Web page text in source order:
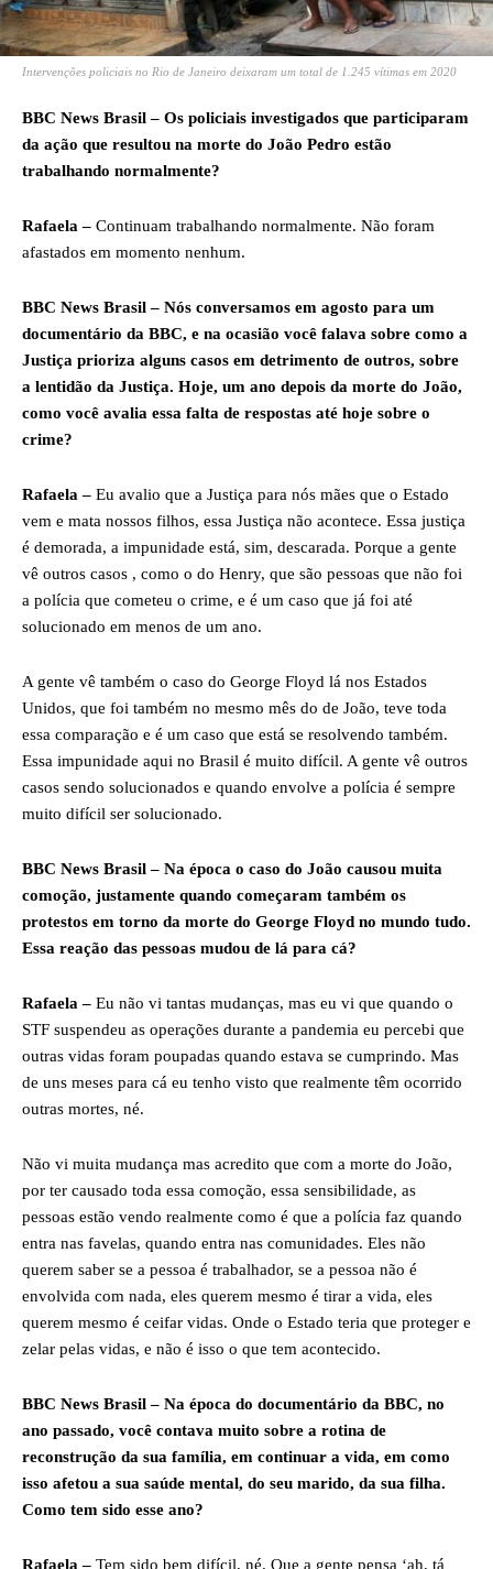
Intervenções policiais no Rio de Janeiro deixaram um total de 1.245 vítimas em 2020
BBC News Brasil – Os policiais investigados que participaram
da ação que resultou na morte do João Pedro estão
trabalhando normalmente?
Rafaela – Continuam trabalhando normalmente. Não foram
afastados em momento nenhum.
BBC News Brasil – Nós conversamos em agosto para um
documentário da BBC, e na ocasião você falava sobre como a
Justiça prioriza alguns casos em detrimento de outros, sobre
a lentidão da Justiça. Hoje, um ano depois da morte do João,
como você avalia essa falta de respostas até hoje sobre o
crime?
Rafaela – Eu avalio que a Justiça para nós mães que o Estado
vem e mata nossos filhos, essa Justiça não acontece. Essa justiça
é demorada, a impunidade está, sim, descarada. Porque a gente
vê outros casos , como o do Henry, que são pessoas que não foi
a polícia que cometeu o crime, e é um caso que já foi até
solucionado em menos de um ano.
A gente vê também o caso do George Floyd lá nos Estados
Unidos, que foi também no mesmo mês do de João, teve toda
essa comparação e é um caso que está se resolvendo também.
Essa impunidade aqui no Brasil é muito difícil. A gente vê outros
casos sendo solucionados e quando envolve a polícia é sempre
muito difícil ser solucionado.
BBC News Brasil – Na época o caso do João causou muita
comoção, justamente quando começaram também os
protestos em torno da morte do George Floyd no mundo tudo.
Essa reação das pessoas mudou de lá para cá?
Rafaela – Eu não vi tantas mudanças, mas eu vi que quando o
STF suspendeu as operações durante a pandemia eu percebi que
outras vidas foram poupadas quando estava se cumprindo. Mas
de uns meses para cá eu tenho visto que realmente têm ocorrido
outras mortes, né.
Não vi muita mudança mas acredito que com a morte do João,
por ter causado toda essa comoção, essa sensibilidade, as
pessoas estão vendo realmente como é que a polícia faz quando
entra nas favelas, quando entra nas comunidades. Eles não
querem saber se a pessoa é trabalhador, se a pessoa não é
envolvida com nada, eles querem mesmo é tirar a vida, eles
querem mesmo é ceifar vidas. Onde o Estado teria que proteger e
zelar pelas vidas, e não é isso o que tem acontecido.
BBC News Brasil – Na época do documentário da BBC, no
ano passado, você contava muito sobre a rotina de
reconstrução da sua família, em continuar a vida, em como
isso afetou a sua saúde mental, do seu marido, da sua filha.
Como tem sido esse ano?
Rafaela – Tem sido bem difícil, né. Que a gente pensa ‘ah, tá